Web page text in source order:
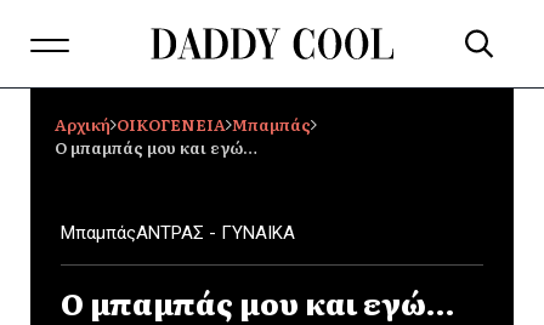
Αρχική ΟΙΚΟΓΕΝΕΙΑ Mπαμπάς
Ο μπαμπάς μου και εγώ…
MπαμπάςΑΝΤΡΑΣ - ΓΥΝΑΙΚΑ
Ο μπαμπάς μου και εγώ…